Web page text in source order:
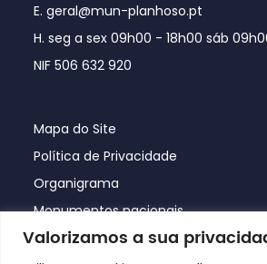
Valorizamos a sua
E. geral@mun-planhoso.pt
H. seg a sex 09h00 - 18h00 sáb
NIF 506 632 920
Mapa do Site
Política de Privacidade
Organigrama
Monumentos nacionais